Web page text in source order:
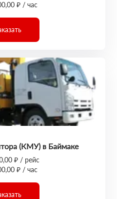
₽ / час
(КМУ) в Баймаке
₽ / рейс
₽ / час